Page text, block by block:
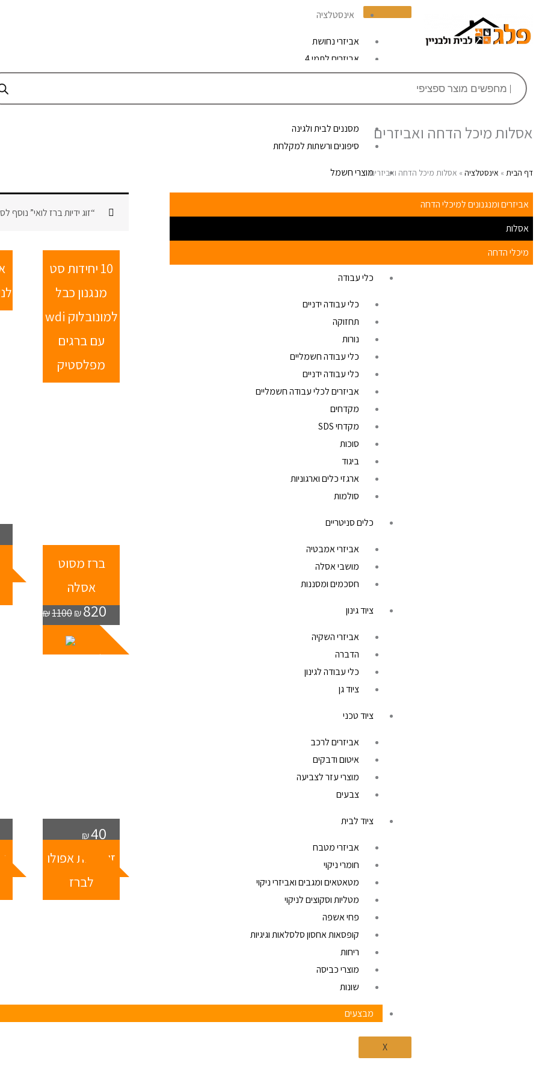
לתוכן
אינסטלציה
אביזרי נחושת
אביזרים לתמי 4
אומגות וחבקים
מסננים לבית ולגינה
סיפונים ורשתות למקלחת
מוצרי חשמל
מוצרי חורף
כלי עבודה
כלי עבודה ידניים
תחזוקה
נורות
כלי עבודה חשמליים
כלי עבודה ידניים
אביזרים לכלי עבודה חשמליים
מקדחים
מקדחי SDS
סוכות
ביגוד
ארגזי כלים וארגוניות
סולמות
כלים סניטריים
אביזרי אמבטיה
מושבי אסלה
חסכמים ומסננות
ציוד גינון
אביזרי השקיה
הדברה
כלי עבודה לגינון
ציוד גן
ציוד טכני
אביזרים לרכב
איטום ודבקים
מוצרי עזר לצביעה
צבעים
ציוד לבית
אביזרי מטבח
חומרי ניקוי
מטאטאים ומגבים ואביזרי ניקוי
מטליות וסקוצים לניקוי
פחי אשפה
קופסאות אחסון סלסלאות וגיגיות
ריחות
מוצרי כביסה
שונות
מבצעים
X
Products
search
אסלות מיכל הדחה ואביזרים
דף הבית » אינסטלציה » אסלות מיכל הדחה ואביזרים
אביזרים ומנגנונים למיכלי הדחה
אסלות
מיכלי הדחה
“זוג ידיות ברז לואי” נוסף
10 יחידות סט
מנגנון כבל
למונובלוק wdi
עם ברגים
מפלסטיק
₪1100₪820
ברז מסוט
אסלה
₪40
זוג ידיות אפולו
לברז